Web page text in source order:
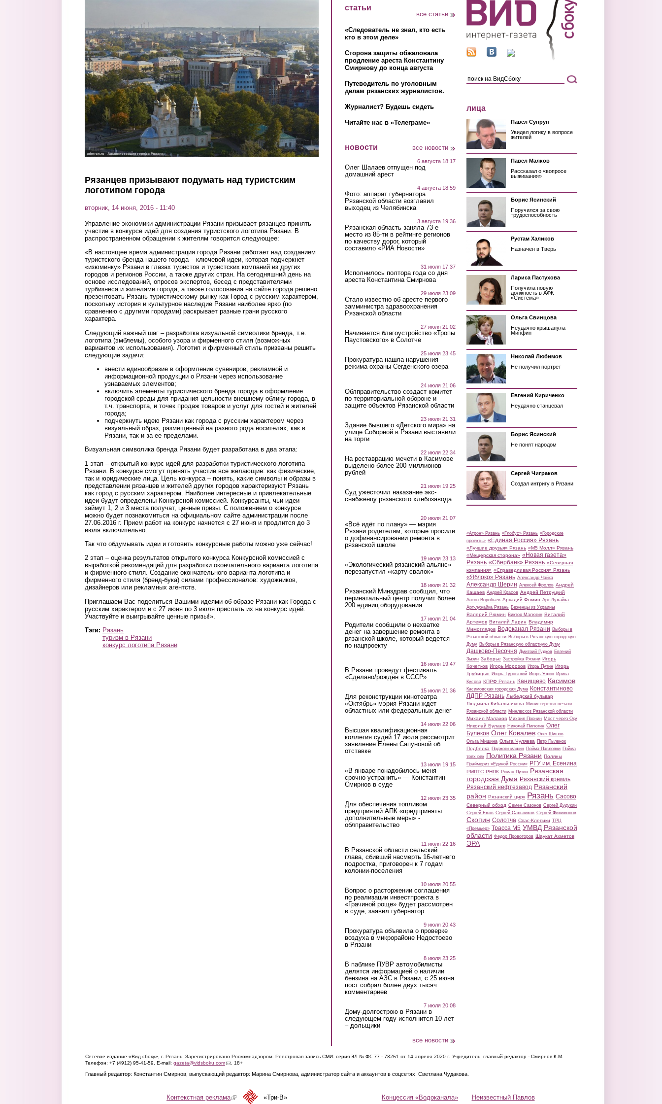
Рязанцев призывают подумать над туристским
логотипом города
вторник, 14 июня, 2016 - 11:40
Управление экономики администрации Рязани призывает рязанцев принять
участие в конкурсе идей для создания туристского логотипа Рязани. В
распространенном обращении к жителям говорится следующее:
«В настоящее время администрация города Рязани работает над созданием
туристского бренда нашего города – ключевой идеи, которая подчеркнет
«изюминку» Рязани в глазах туристов и туристских компаний из других
городов и регионов России, а также других стран. На сегодняшний день на
основе исследований, опросов экспертов, бесед с представителями
турбизнеса и жителями города, а также голосования на сайте города решено
презентовать Рязань туристическому рынку как Город с русским характером,
поскольку история и культурное наследие Рязани наиболее ярко (по
сравнению с другими городами) раскрывает разные грани русского
характера.
Следующий важный шаг – разработка визуальной символики бренда, т.е.
логотипа (эмблемы), особого узора и фирменного стиля (возможных
вариантов их использования). Логотип и фирменный стиль призваны решить
следующие задачи:
внести единообразие в оформление сувениров, рекламной и
информационной продукции о Рязани через использование
узнаваемых элементов;
включить элементы туристического бренда города в оформление
городской среды для придания цельности внешнему облику города, в
т.ч. транспорта, и точек продаж товаров и услуг для гостей и жителей
города;
подчеркнуть идею Рязани как города с русским характером через
визуальный образ, размещенный на разного рода носителях, как в
Рязани, так и за ее пределами.
Визуальная символика бренда Рязани будет разработана в два этапа:
1 этап – открытый конкурс идей для разработки туристического логотипа
Рязани. В конкурсе смогут принять участие все желающие: как физические,
так и юридические лица. Цель конкурса – понять, какие символы и образы в
представлении рязанцев и жителей других городов характеризуют Рязань
как город с русским характером. Наиболее интересные и привлекательные
идеи будут определены Конкурсной комиссией. Конкурсанты, чьи идеи
займут 1, 2 и 3 места получат, ценные призы. С положением о конкурсе
можно будет познакомиться на официальном сайте администрации после
27.06.2016 г. Прием работ на конкурс начнется с 27 июня и продлится до 3
июля включительно.
Так что обдумывать идеи и готовить конкурсные работы можно уже сейчас!
2 этап – оценка результатов открытого конкурса Конкурсной комиссией с
выработкой рекомендаций для разработки окончательного варианта логотипа
и фирменного стиля. Создание окончательного варианта логотипа и
фирменного стиля (бренд-бука) силами профессионалов: художников,
дизайнеров или рекламных агентств.
Приглашаем Вас поделиться Вашими идеями об образе Рязани как Города с
русским характером и с 27 июня по 3 июля прислать их на конкурс идей.
Участвуйте и выигрывайте ценные призы!».
Тэги: Рязань
туризм в Рязани
конкурс логотипа Рязани
статьи
все статьи
«Следователь не знал, кто есть
кто в этом деле»
Сторона защиты обжаловала
продление ареста Константину
Смирнову до конца августа
Путеводитель по уголовным
делам рязанских журналистов.
Журналист? Будешь сидеть
Читайте нас в «Телеграме»
новости все новости
6 августа 18:17
Олег Шалаев отпущен под
домашний арест
4 августа 18:59
Фото: аппарат губернатора
Рязанской области возглавил
выходец из Челябинска
3 августа 19:36
Рязанская область заняла 73-е
место из 85-ти в рейтинге регионов
по качеству дорог, который
составило «РИА Новости»
31 июля 17:37
Исполнилось полтора года со дня
ареста Константина Смирнова
29 июля 23:09
Стало известно об аресте первого
замминистра здравоохранения
Рязанской области
27 июля 21:02
Начинается благоустройство «Тропы
Паустовского» в Солотче
25 июля 23:45
Прокуратура нашла нарушения
режима охраны Сегденского озера
24 июля 21:06
Облправительство создаст комитет
по территориальной обороне и
защите объектов Рязанской области
23 июля 21:31
Здание бывшего «Детского мира» на
улице Соборной в Рязани выставили
на торги
22 июля 22:34
На реставрацию мечети в Касимове
выделено более 200 миллионов
рублей
21 июля 19:25
Суд ужесточил наказание экс-
снабженцу рязанского хлебозавода
20 июля 21:07
«Всё идёт по плану» — мэрия
Рязани родителям, которые просили
о дофинансировании ремонта в
рязанской школе
19 июля 23:13
«Экологический рязанский альянс»
перезапустил «карту свалок»
18 июля 21:32
Рязанский Минздрав сообщил, что
перинатальный центр получит более
200 единиц оборудования
17 июля 21:04
Родители сообщили о нехватке
денег на завершение ремонта в
рязанской школе, который ведется
по нацпроекту
16 июля 19:47
В Рязани проведут фестиваль
«Сделано/рождён в СССР»
15 июля 21:36
Для реконструкции кинотеатра
«Октябрь» мэрия Рязани ждет
областных или федеральных денег
14 июля 22:06
Высшая квалификационная
коллегия судей 17 июля рассмотрит
заявление Елены Сапуновой об
отставке
13 июля 19:15
«В январе понадобилось меня
срочно устранить» — Константин
Смирнов в суде
12 июля 23:35
Для обеспечения топливом
предприятий АПК «предприняты
дополнительные меры» -
облправительство
11 июля 22:16
В Рязанской области сельский
глава, сбивший насмерть 16-летнего
подростка, приговорен к 7 годам
колонии-поселения
10 июля 20:55
Вопрос о расторжении соглашения
по реализации инвестпроекта в
«Грачиной роще» будет рассмотрен
в суде, заявил губернатор
9 июля 20:43
Прокуратура объявила о проверке
воздуха в микрорайоне Недостоево
в Рязани
8 июля 23:25
В паблике ПУВР автомобилисты
делятся информацией о наличии
бензина на АЗС в Рязани, с 25 июня
пост собрал более двух тысяч
комментариев
7 июля 20:08
Дому-долгострою в Рязани в
следующем году исполнится 10 лет
– дольщики
все новости
лица
Павел Супрун
Увидел логику в вопросе
жителей
Павел Малков
Рассказал о «вопросе
выживания»
Борис Ясинский
Поручился за свою
трудоспособность
Рустам Халиков
Назначен в Тверь
Лариса Пастухова
Получила новую
должность в АФК
«Система»
Ольга Свинцова
Неудачно крышанула
Минфин
Николай Любимов
Не получил портрет
Евгений Кириченко
Неудачно станцевал
Борис Ясинский
Не понят народом
Сергей Чиграков
Создал интригу в Рязани
«Атрон» Рязань «Глобус» Рязань «Городские
проекты» «Единая Россия» Рязань
«Лучшие друзья» Рязань «М5 Молл» Рязань
«Мещерская сторона» «Новая газета»
Рязань «Сбербанк» Рязань «Северная
компания» «Справедливая Россия» Рязань
«Яблоко» Рязань Александр Чайка
Александр Шерин Алексей Фролов Андрей
Кашаев Андрей Красов Андрей Петруцкий
Антон Воробьев Аркадий Фомин Арт-Лужайка
Арт-лужайка Рязань Беженцы из Украины
Валерий Рюмин Виктор Малюгин Виталий
Артемов Виталий Ларин Владимир
Мимоглядов Водоканал Рязани Выборы в
Рязанской области Выборы в Рязанскую городскую
Думу Выборы в Рязанскую областную Думу
Дашково-Песочня Дмитрий Гудков Евгений
Зызин Заборье Застройка Рязани Игорь
Кочетков Игорь Морозов Игорь Путин Игорь
Трубицын Игорь Туровский Игорь Яшин Ирина
Кусова КПРФ Рязань Канищево Касимов
Касимовская городская Дума Константиново
ЛДПР Рязань Лыбедский бульвар
Людмила Кибальникова Министерство печати
Рязанской области Минлесхоз Рязанской области
Михаил Малахов Михаил Пронин Мост через Оку
Николай Булаев Николай Пилюгин Олег
Булеков Олег Ковалев Олег Шишов
Ольга Мишина Ольга Чуляева Петр Пыленок
Подбелка Поджоги машин Пойма Павловки Пойма
трех рек Политика Рязани Поляны
Праймериз «Единой России» РГУ им. Есенина
РМПТС РНПК Роман Путин Рязанская
городская Дума Рязанский кремль
Рязанский нефтезавод Рязанский
район Рязанский цирк Рязань Сасово
Северный обход Семен Сазонов Сергей Дудукин
Сергей Ежов Сергей Сальников Сергей Филимонов
Скопин Солотча Спас-Клепики ТРЦ
«Премьер» Трасса М5 УМВД Рязанской
области Федор Провоторов Шаукат Ахметов
ЭРА
Сетевое издание «Вид сбоку», г. Рязань. Зарегистрировано Роскомнадзором. Реестровая запись СМИ: серия ЭЛ № ФС 77 - 78261 от 14 апреля 2020 г. Учредитель, главный редактор - Смирнов К.М.
Телефон: +7 (4912) 95-41-59. E-mail: gazeta@vidsboku.com(link sends e-mail)
. 18+
Главный редактор: Константин Смирнов, выпускающий редактор: Марина Смирнова, администратор сайта и аккаунтов в соцсетях: Светлана Чудакова.
Концессия «Водоканала» Неизвестный Павлов
Контекстная реклама(link is external)«Три-В»